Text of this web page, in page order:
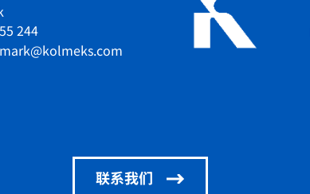
244
联系我们